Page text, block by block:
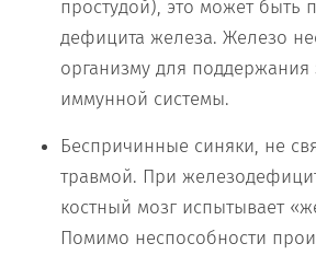
простудой), это может быть
дефицита железа. Железо
организму для поддержания
иммунной системы.
Беспричинные синяки, не
травмой. При
костный мозг испытывает
Помимо неспособности